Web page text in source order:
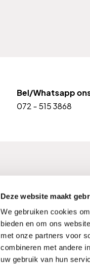
Deze website maakt
We gebruiken cookies
bieden en om ons
met onze partners voor
combineren met andere
uw gebruik van hun
Bel/Whatsapp
072 - 515 3868
Privacy Disclaimer